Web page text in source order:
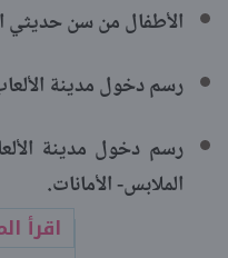
الأطفال من سن حديثي الولادة وحتى 3
رسم دخول مدينة الألعاب
الملابس- الأمانات.
اقرأ